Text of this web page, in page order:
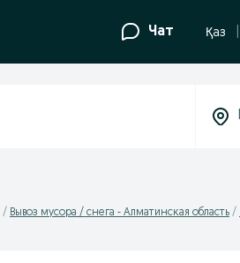
Чат Қаз
Вывоз мусора / снега - Алматинская область